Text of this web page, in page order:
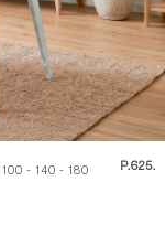
- 140 - 180
P.625.